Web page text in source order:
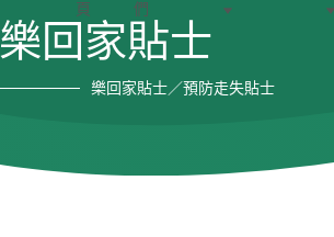
頁 們
樂回家貼士
樂回家貼士／預防走失貼士